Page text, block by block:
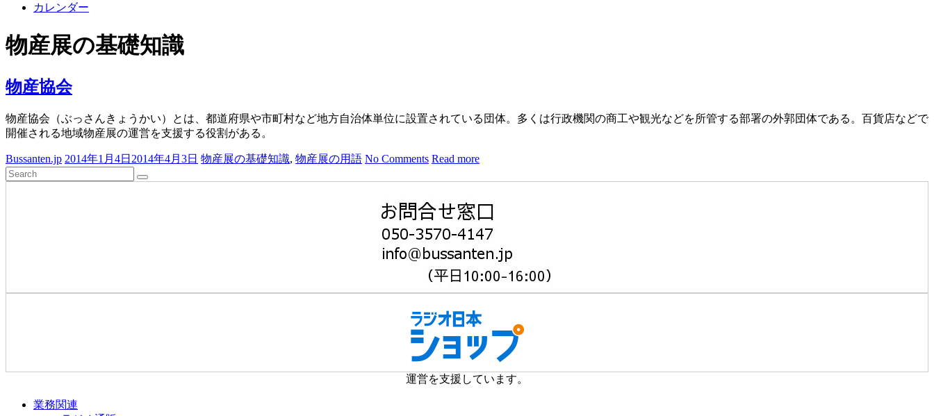
全
国
の
名
産
特
産
の
流
ま
カレンダー
物産展の基礎知識
物産協会
物産協会（ぶっさんきょうかい）とは、都道府県や市町村など地方自治体単位に設置されている団体。多くは行政機関の商工や観光などを所管する部署の外郭団体である。百貨店などで
開催される地域物産展の運営を支援する役割がある。
Bussanten.jp 2014年1月4日 2014年4月3日 物産展の基礎知識, 物産展の用語 No Comments Read more
運営を支援しています。
業務関連